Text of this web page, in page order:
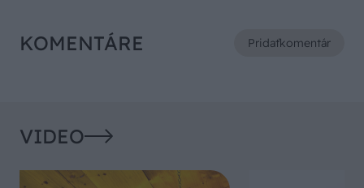
KOMENTÁRE Pridaťkomentár
VIDEO